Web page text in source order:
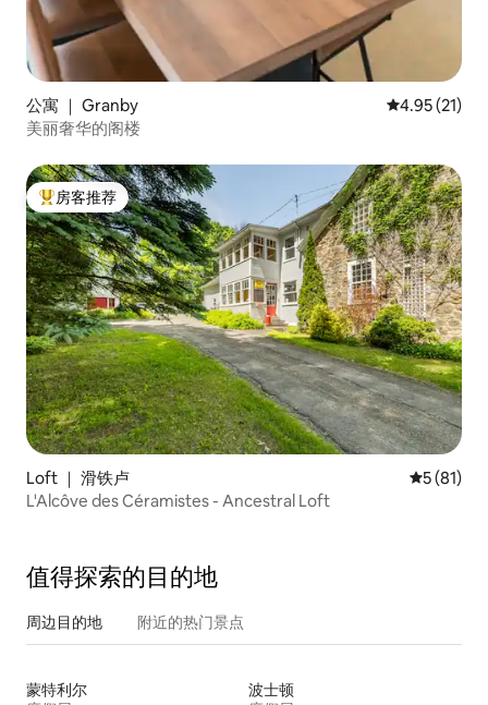
公寓 ｜ Granby 平均评分
4.95 (21)
美丽奢华的阁楼
热门「房客推荐」
房客推荐
Loft ｜ 滑铁卢 平均评分
5 (81)
L'Alcôve des Céramistes - Ancestral Loft
值得探索的目的地
周边目的地 附近的热门景点
蒙特利尔
波士顿